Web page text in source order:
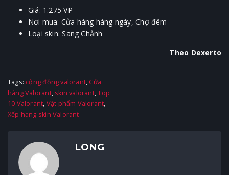
Giá: 1.275 VP
Nơi mua: Cửa hàng hàng ngày, Chợ đêm
Loại skin: Sang Chảnh
Theo Dexerto
Tags: cộng đồng valorant, Cửa
hàng Valorant, skin valorant,Top
10 Valorant, Vật phẩm Valorant,
Xếp hạng skin Valorant
LONG